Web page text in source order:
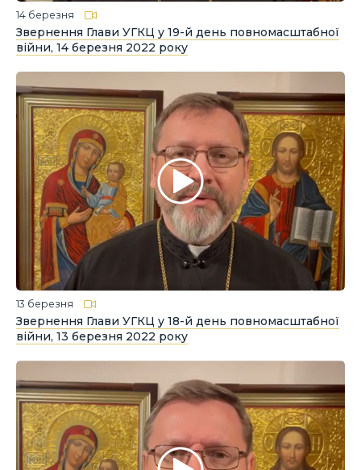
14 березня
Звернення Глави УГКЦ у 19-й день повномасштабної
війни, 14 березня 2022 року
13 березня
Звернення Глави УГКЦ у 18-й день повномасштабної
війни, 13 березня 2022 року